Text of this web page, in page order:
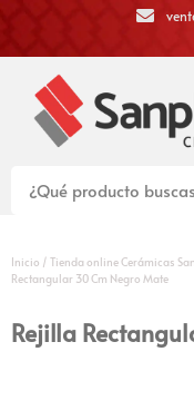
Inicio / Tienda online Cerámicas
Rectangular 30 Cm Negro Mate
Rejilla